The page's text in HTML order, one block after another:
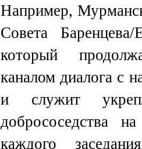
Например,
Совета Баренцева/
который
каналом диалога с
и служит
добрососедства
каждого